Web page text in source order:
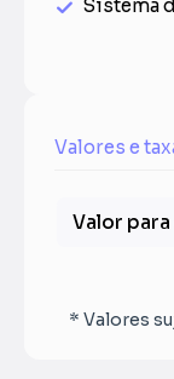
Sistema
Valores e
Valor
* Valores